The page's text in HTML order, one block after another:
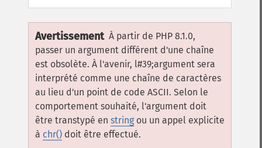
Avertissement À partir de PHP 8.1.0,
passer un argument différent d'une chaîne
est obsolète. À l'avenir, l#39;argument sera
interprété comme une chaîne de caractères
au lieu d'un point de code ASCII. Selon le
comportement souhaité, l'argument doit
être transtypé en string ou un appel explicite
à chr() doit être effectué.